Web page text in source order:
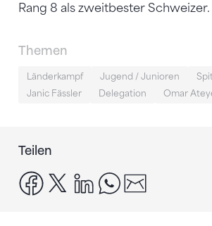
Rang 8 als zweitbester Schweizer.
Themen
Länderkampf Jugend / Junioren
Janic Fässler
Delegation Omar
Teilen
facebook
x linkedinwhatsapp